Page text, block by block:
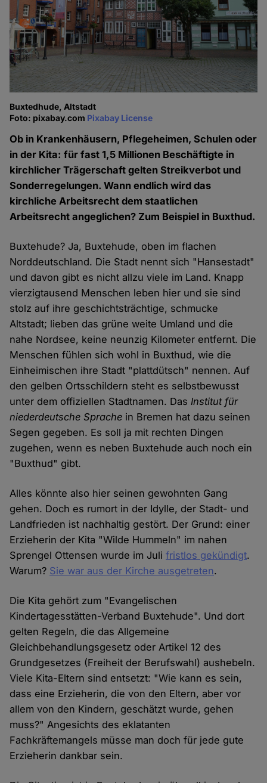
Buxtedhude, Altstadt
Foto: pixabay.com Pixabay License
Ob in Krankenhäusern, Pflegeheimen, Schulen oder
in der Kita: für fast 1,5 Millionen Beschäftigte in
kirchlicher Trägerschaft gelten Streikverbot und
Sonderregelungen. Wann endlich wird das
kirchliche Arbeitsrecht dem staatlichen
Arbeitsrecht angeglichen? Zum Beispiel in Buxthud.
Buxtehude? Ja, Buxtehude, oben im flachen
Norddeutschland. Die Stadt nennt sich "Hansestadt"
und davon gibt es nicht allzu viele im Land. Knapp
vierzigtausend Menschen leben hier und sie sind
stolz auf ihre geschichtsträchtige, schmucke
Altstadt; lieben das grüne weite Umland und die
nahe Nordsee, keine neunzig Kilometer entfernt. Die
Menschen fühlen sich wohl in Buxthud, wie die
Einheimischen ihre Stadt "plattdütsch" nennen. Auf
den gelben Ortsschildern steht es selbstbewusst
unter dem offiziellen Stadtnamen. DasInstitut für
niederdeutsche Sprache in Bremen hat dazu seinen
Segen gegeben. Es soll ja mit rechten Dingen
zugehen, wenn es neben Buxtehude auch noch ein
"Buxthud" gibt.
Alles könnte also hier seinen gewohnten Gang
gehen. Doch es rumort in der Idylle, der Stadt- und
Landfrieden ist nachhaltig gestört. Der Grund: einer
Erzieherin der Kita "Wilde Hummeln" im nahen
Sprengel Ottensen wurde im Julifristlos gekündigt.
Warum? Sie war aus der Kirche ausgetreten.
Die Kita gehört zum "Evangelischen
Kindertagesstätten-Verband Buxtehude". Und dort
gelten Regeln, die das Allgemeine
Gleichbehandlungsgesetz oder Artikel 12 des
Grundgesetzes (Freiheit der Berufswahl) aushebeln.
Viele Kita-Eltern sind entsetzt: "Wie kann es sein,
dass eine Erzieherin, die von den Eltern, aber vor
allem von den Kindern, geschätzt wurde, gehen
muss?" Angesichts des eklatanten
Fachkräftemangels müsse man doch für jede gute
Erzieherin dankbar sein.